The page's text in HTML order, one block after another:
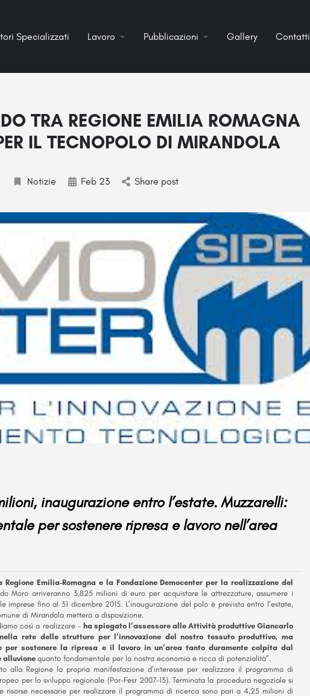
Specializzati Lavoro Pubblicazioni Gallery Contatti
TRA REGIONE EMILIA ROMAGNA
IL TECNOPOLO DI MIRANDOLA
Notizie Feb 23 Share post
inaugurazione entro l’estate. Muzzarelli:
per sostenere ripresa e lavoro nell’area
Emilia-Romagna e la Fondazione Democenter per la realizzazione del
Moro arriveranno 3,825 milioni di euro per acquistare le attrezzature, assumere i
fino al 31 dicembre 2015. L’inaugurazione del polo è prevista entro l’estate,
di Mirandola metterà a disposizione.
così a realizzare – ha spiegato l’assessore alle Attività produttive Giancarlo
rete delle strutture per l’innovazione del nostro tessuto produttivo, ma
per sostenere la ripresa e il lavoro in un’area tanto duramente colpita dal
alluvione quanto fondamentale per la nostra economia e ricca di potenzialità”.
alla Regione la propria manifestazione d’interesse per realizzare il programma di
per lo sviluppo regionale (Por-Fesr 2007-13). Terminata la procedura negoziale si
risorse necessarie per realizzare il programma di ricerca sono pari a 4,25 milioni di